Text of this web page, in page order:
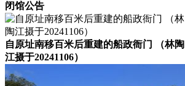
闭馆公告
自原址南移百米后重建的船政衙门 （林陶
江摄于20241106）